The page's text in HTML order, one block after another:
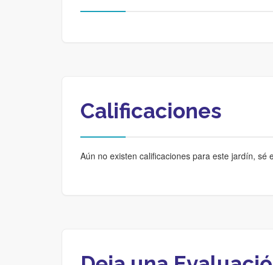
Calificaciones
Aún no existen calificaciones para este jardín, sé